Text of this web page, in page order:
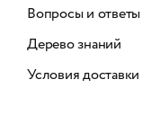
Вопросы и ответы
Дерево знаний
Условия доставки